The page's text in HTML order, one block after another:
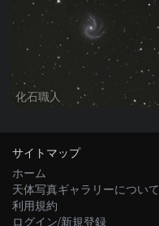
化石職人
サイトマップ
ホーム
天体写真ギャラリーについて
利用規約
ログイン/新規登録